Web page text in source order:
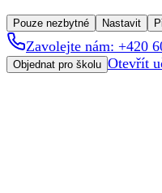
Pouze nezbytné Nastavit
Zavolejte nám: +420
Objednat pro školu Otevřít